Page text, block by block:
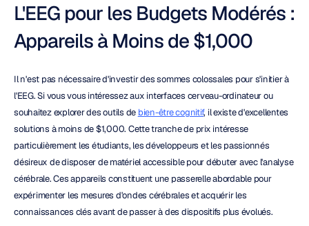
L'EEG pour les Budgets Modérés :
Appareils à Moins de $1,000
Il n'est pas nécessaire d'investir des sommes colossales pour s'initier à
l'EEG. Si vous vous intéressez aux interfaces cerveau-ordinateur ou
souhaitez explorer des outils de bien-être cognitif, il existe d'excellentes
solutions à moins de $1,000. Cette tranche de prix intéresse
particulièrement les étudiants, les développeurs et les passionnés
désireux de disposer de matériel accessible pour débuter avec l'analyse
cérébrale. Ces appareils constituent une passerelle abordable pour
expérimenter les mesures d'ondes cérébrales et acquérir les
connaissances clés avant de passer à des dispositifs plus évolués.